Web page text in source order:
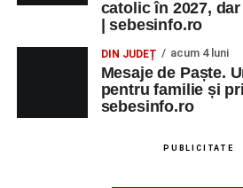
catolic în 2027,
| sebesinfo.ro
DIN JUDEȚ acum 4 luni
Mesaje de Paște.
pentru familie și
sebesinfo.ro
PUBLICITATE